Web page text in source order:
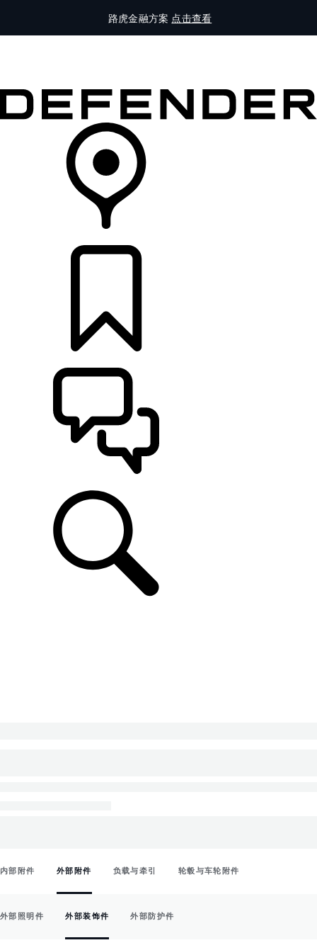
路虎金融方案 点击查看
内部附件 外部附件 负载与牵引 轮毂与车轮附件
外部照明件 外部装饰件 外部防护件